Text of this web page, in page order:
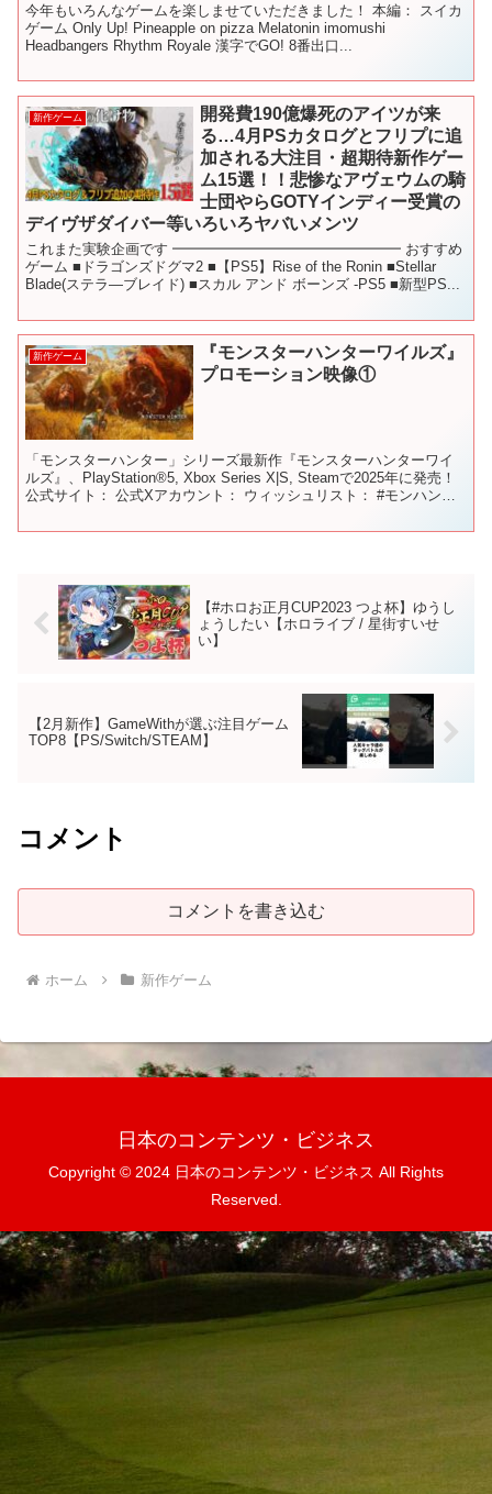
今年もいろんなゲームを楽しませていただきました！ 本編： スイカ
ゲーム Only Up! Pineapple on pizza Melatonin imomushi
Headbangers Rhythm Royale 漢字でGO! 8番出口...
新作ゲーム
開発費190億爆死のアイツが来
る…4月PSカタログとフリプに追
加される大注目・超期待新作ゲー
ム15選！！悲惨なアヴェウムの騎
士団やらGOTYインディー受賞の
デイヴザダイバー等いろいろヤバいメンツ
これまた実験企画です ━━━━━━━━━━━━━━━━ おすすめ
ゲーム ■ドラゴンズドグマ2 ■【PS5】Rise of the Ronin ■Stellar
Blade(ステラ―ブレイド) ■スカル アンド ボーンズ -PS5 ■新型PS...
新作ゲーム
『モンスターハンターワイルズ』
プロモーション映像①
「モンスターハンター」シリーズ最新作『モンスターハンターワイ
ルズ』、PlayStation®5, Xbox Series X|S, Steamで2025年に発売！
公式サイト： 公式Xアカウント： ウィッシュリスト： #モンハンワ
【#ホロお正月CUP2023 つよ杯】ゆうし
ょうしたい【ホロライブ / 星街すいせ
い】
【2月新作】GameWithが選ぶ注目ゲーム
TOP8【PS/Switch/STEAM】
コメント
コメントを書き込む
ホーム 新作ゲーム
日本のコンテンツ・ビジネス
Copyright © 2024 日本のコンテンツ・ビジネス All Rights
Reserved.